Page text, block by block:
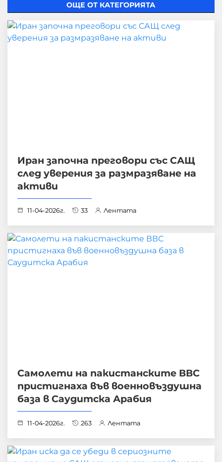
ОЩЕ ОТ КАТЕГОРИЯТА
Иран започна преговори със САЩ
след уверения за размразяване на
активи
11-04-2026г. 33 Лентата
Самолети на пакистанските ВВС
пристигнаха във военновъздушна
база в Саудитска Арабия
11-04-2026г. 263 Лентата